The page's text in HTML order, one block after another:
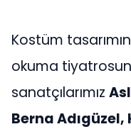
Kostüm
okuma
sanatçılarımız
Berna Adıgüzel,